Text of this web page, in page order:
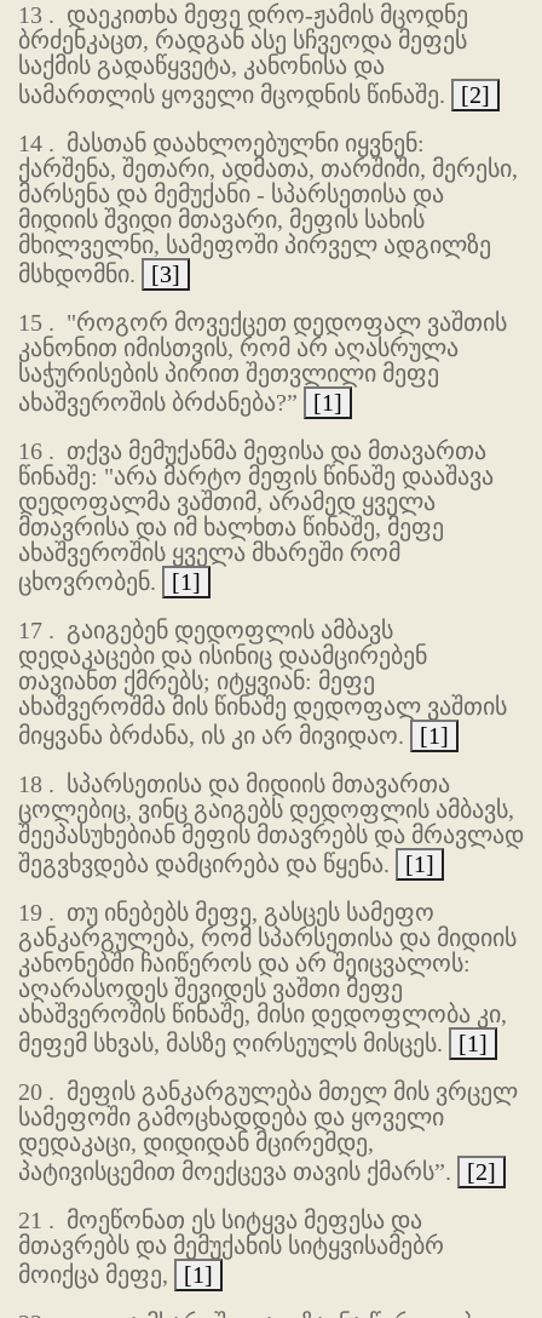
13 . დაეკითხა მეფე დრო-ჟამის მცოდნე
ბრძენკაცთ, რადგან ასე სჩვეოდა მეფეს
საქმის გადაწყვეტა, კანონისა და
სამართლის ყოველი მცოდნის წინაშე.
[2]
14 . მასთან დაახლოებულნი იყვნენ:
ქარშენა, შეთარი, ადმათა, თარშიში, მერესი,
მარსენა და მემუქანი - სპარსეთისა და
მიდიის შვიდი მთავარი, მეფის სახის
მხილველნი, სამეფოში პირველ ადგილზე
მსხდომნი.
[3]
15 . "როგორ მოვექცეთ დედოფალ ვაშთის
კანონით იმისთვის, რომ არ აღასრულა
საჭურისების პირით შეთვლილი მეფე
ახაშვეროშის ბრძანება?”
[1]
16 . თქვა მემუქანმა მეფისა და მთავართა
წინაშე: "არა მარტო მეფის წინაშე დააშავა
დედოფალმა ვაშთიმ, არამედ ყველა
მთავრისა და იმ ხალხთა წინაშე, მეფე
ახაშვეროშის ყველა მხარეში რომ
ცხოვრობენ.
[1]
17 . გაიგებენ დედოფლის ამბავს
დედაკაცები და ისინიც დაამცირებენ
თავიანთ ქმრებს; იტყვიან: მეფე
ახაშვეროშმა მის წინაშე დედოფალ ვაშთის
მიყვანა ბრძანა, ის კი არ მივიდაო.
[1]
18 . სპარსეთისა და მიდიის მთავართა
ცოლებიც, ვინც გაიგებს დედოფლის ამბავს,
შეეპასუხებიან მეფის მთავრებს და მრავლად
შეგვხვდება დამცირება და წყენა.
[1]
19 . თუ ინებებს მეფე, გასცეს სამეფო
განკარგულება, რომ სპარსეთისა და მიდიის
კანონებში ჩაიწეროს და არ შეიცვალოს:
აღარასოდეს შევიდეს ვაშთი მეფე
ახაშვეროშის წინაშე, მისი დედოფლობა კი,
მეფემ სხვას, მასზე ღირსეულს მისცეს.
[1]
20 . მეფის განკარგულება მთელ მის ვრცელ
სამეფოში გამოცხადდება და ყოველი
დედაკაცი, დიდიდან მცირემდე,
პატივისცემით მოექცევა თავის ქმარს”.
[2]
21 . მოეწონათ ეს სიტყვა მეფესა და
მთავრებს და მემუქანის სიტყვისამებრ
მოიქცა მეფე,
[1]